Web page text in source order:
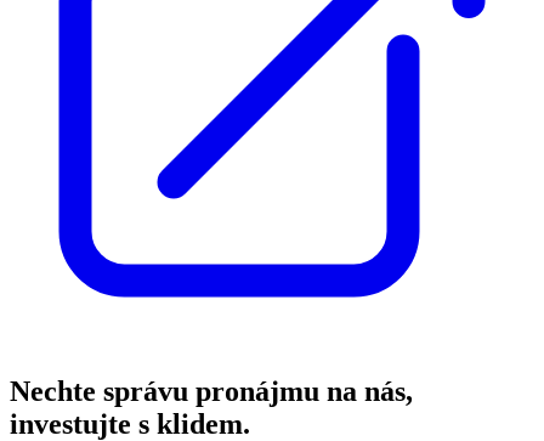
Nechte správu pronájmu na nás,
investujte s klidem.